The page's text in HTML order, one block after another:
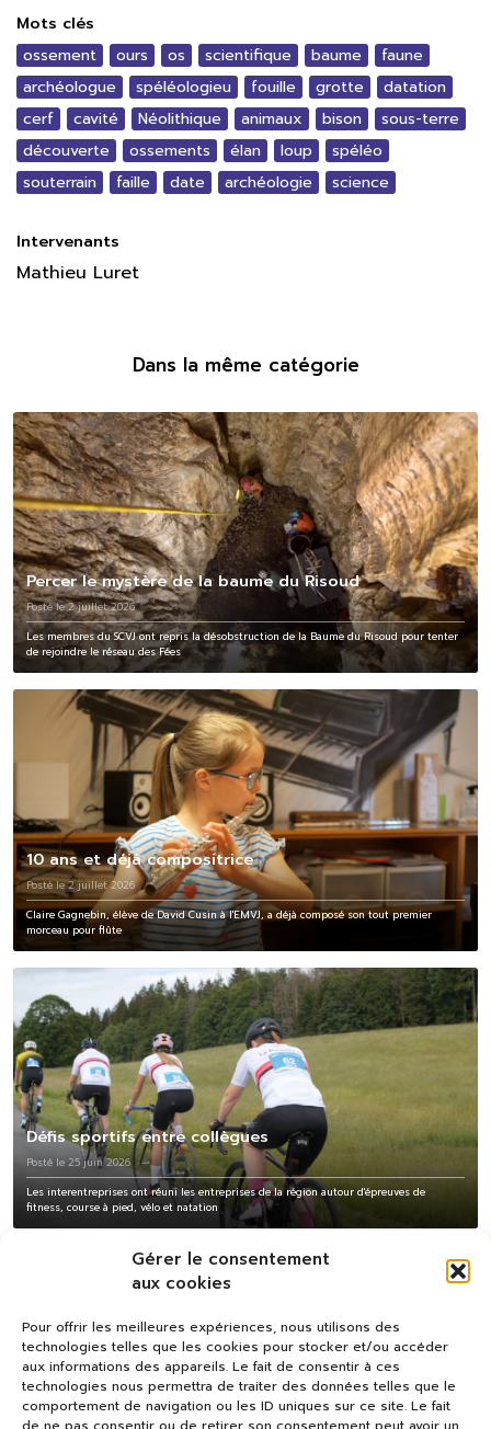
Gérer le consentement
aux cookies
Pour offrir les meilleures expériences, nous utilisons des
technologies telles que les cookies pour stocker et/ou accéder
aux informations des appareils. Le fait de consentir à ces
technologies nous permettra de traiter des données telles que le
comportement de navigation ou les ID uniques sur ce site. Le fait
Mots clés
ossement ours os scientifique baume
faune
archéologue
spéléologieu fouille grotte
datation
cerf
cavité Néolithique animaux bison
sous-terre
découverte
ossements élan loup
spéléo
souterrain
faille date archéologie science
Intervenants
Mathieu Luret
Dans la même catégorie
Percer le mystère de la baume du Risoud
Posté le 2 juillet 2026
Les membres du SCVJ ont repris la désobstruction de la Baume du Risoud pour tenter
de rejoindre le réseau des Fées
10 ans et déjà compositrice
Posté le 2 juillet 2026
Claire Gagnebin, élève de David Cusin à l'EMVJ, a déjà composé son tout premier
morceau pour flûte
Défis sportifs entre collègues
Posté le 25 juin 2026
Les interentreprises ont réuni les entreprises de la région autour d'épreuves de
fitness, course à pied, vélo et natation